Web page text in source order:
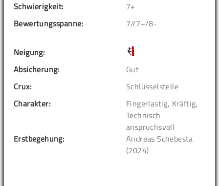
Schwierigkeit:
7+
Bewertungsspanne:
7//7+/8-
Neigung:
Absicherung:
Gut
Crux:
Schlüsselstelle
Charakter:
Fingerlastig, Kräftig,
Technisch
anspruchsvoll
Erstbegehung:
Andreas Schebesta
(2024)